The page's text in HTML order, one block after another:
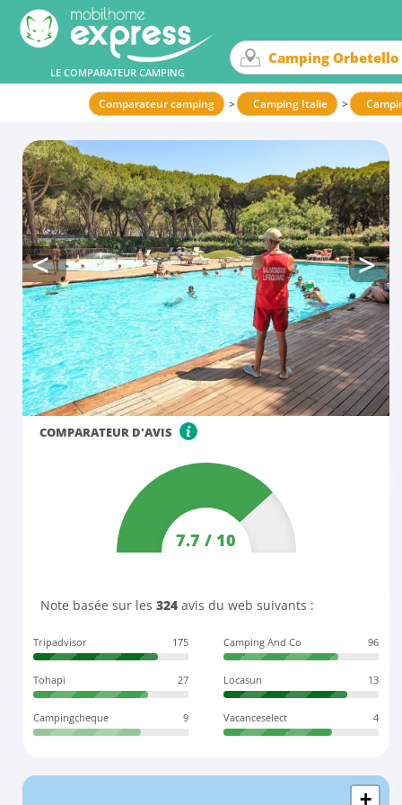
LE COMPARATEUR CAMPING
Comparateur camping Camping Italie
COMPARATEUR D'AVIS
7.7 / 10
Note basée sur les 324 avis du web suivants :
Tripadvisor 175 Camping And Co 96
Tohapi 27 Locasun 13
Campingcheque 9 Vacanceselect 4
+